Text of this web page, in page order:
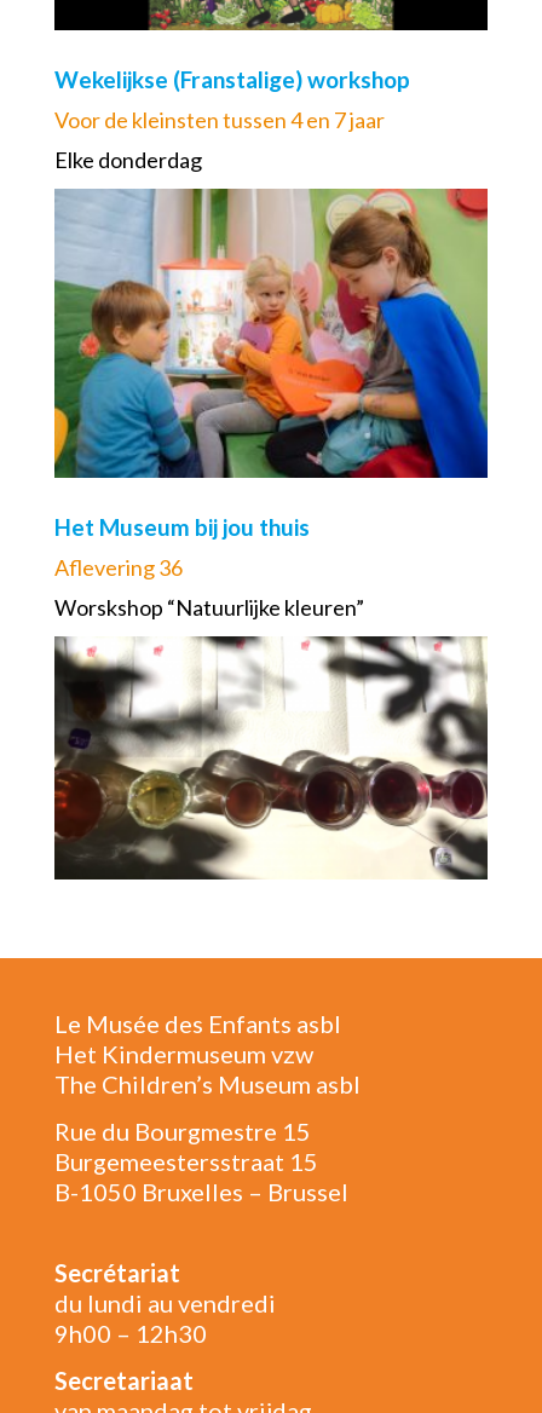
Wekelijkse (Franstalige) workshop
Voor de kleinsten tussen 4 en 7 jaar
Elke donderdag
Het Museum bij jou thuis
Aflevering 36
Worskshop “Natuurlijke kleuren”
Le Musée des Enfants asbl
Het Kindermuseum vzw
The Children’s Museum asbl
Rue du Bourgmestre 15
Burgemeestersstraat 15
B-1050 Bruxelles – Brussel
Secrétariat
du lundi au vendredi
9h00 – 12h30
Secretariaat